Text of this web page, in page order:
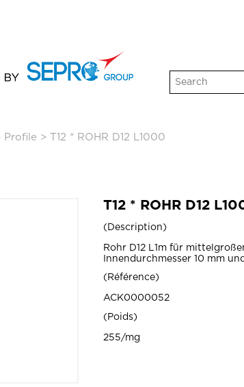
Profile > T12 * ROHR D12 L1000
T12 * ROHR D12
Description
Rohr D12 L1m für
Innendurchmesser 10 mm
Référence
ACK0000052
Poids
255/mg